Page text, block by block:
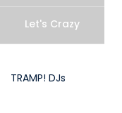
Let's Crazy
TRAMP! DJs